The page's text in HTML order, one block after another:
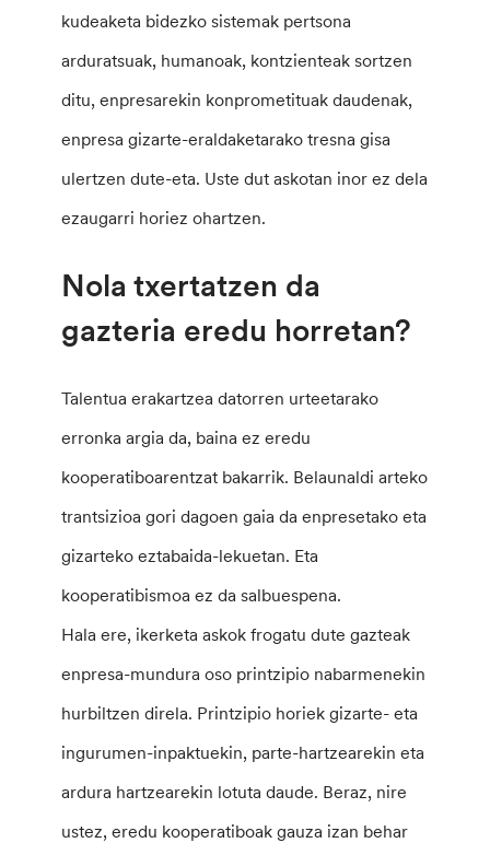
kudeaketa bidezko sistemak pertsona
arduratsuak, humanoak, kontzienteak sortzen
ditu, enpresarekin konprometituak daudenak,
enpresa gizarte-eraldaketarako tresna gisa
ulertzen dute-eta. Uste dut askotan inor ez dela
ezaugarri horiez ohartzen.
Nola txertatzen da
gazteria eredu horretan?
Talentua erakartzea datorren urteetarako
erronka argia da, baina ez eredu
kooperatiboarentzat bakarrik. Belaunaldi arteko
trantsizioa gori dagoen gaia da enpresetako eta
gizarteko eztabaida-lekuetan. Eta
kooperatibismoa ez da salbuespena.
Hala ere, ikerketa askok frogatu dute gazteak
enpresa-mundura oso printzipio nabarmenekin
hurbiltzen direla. Printzipio horiek gizarte- eta
ingurumen-inpaktuekin, parte-hartzearekin eta
ardura hartzearekin lotuta daude. Beraz, nire
ustez, eredu kooperatiboak gauza izan behar